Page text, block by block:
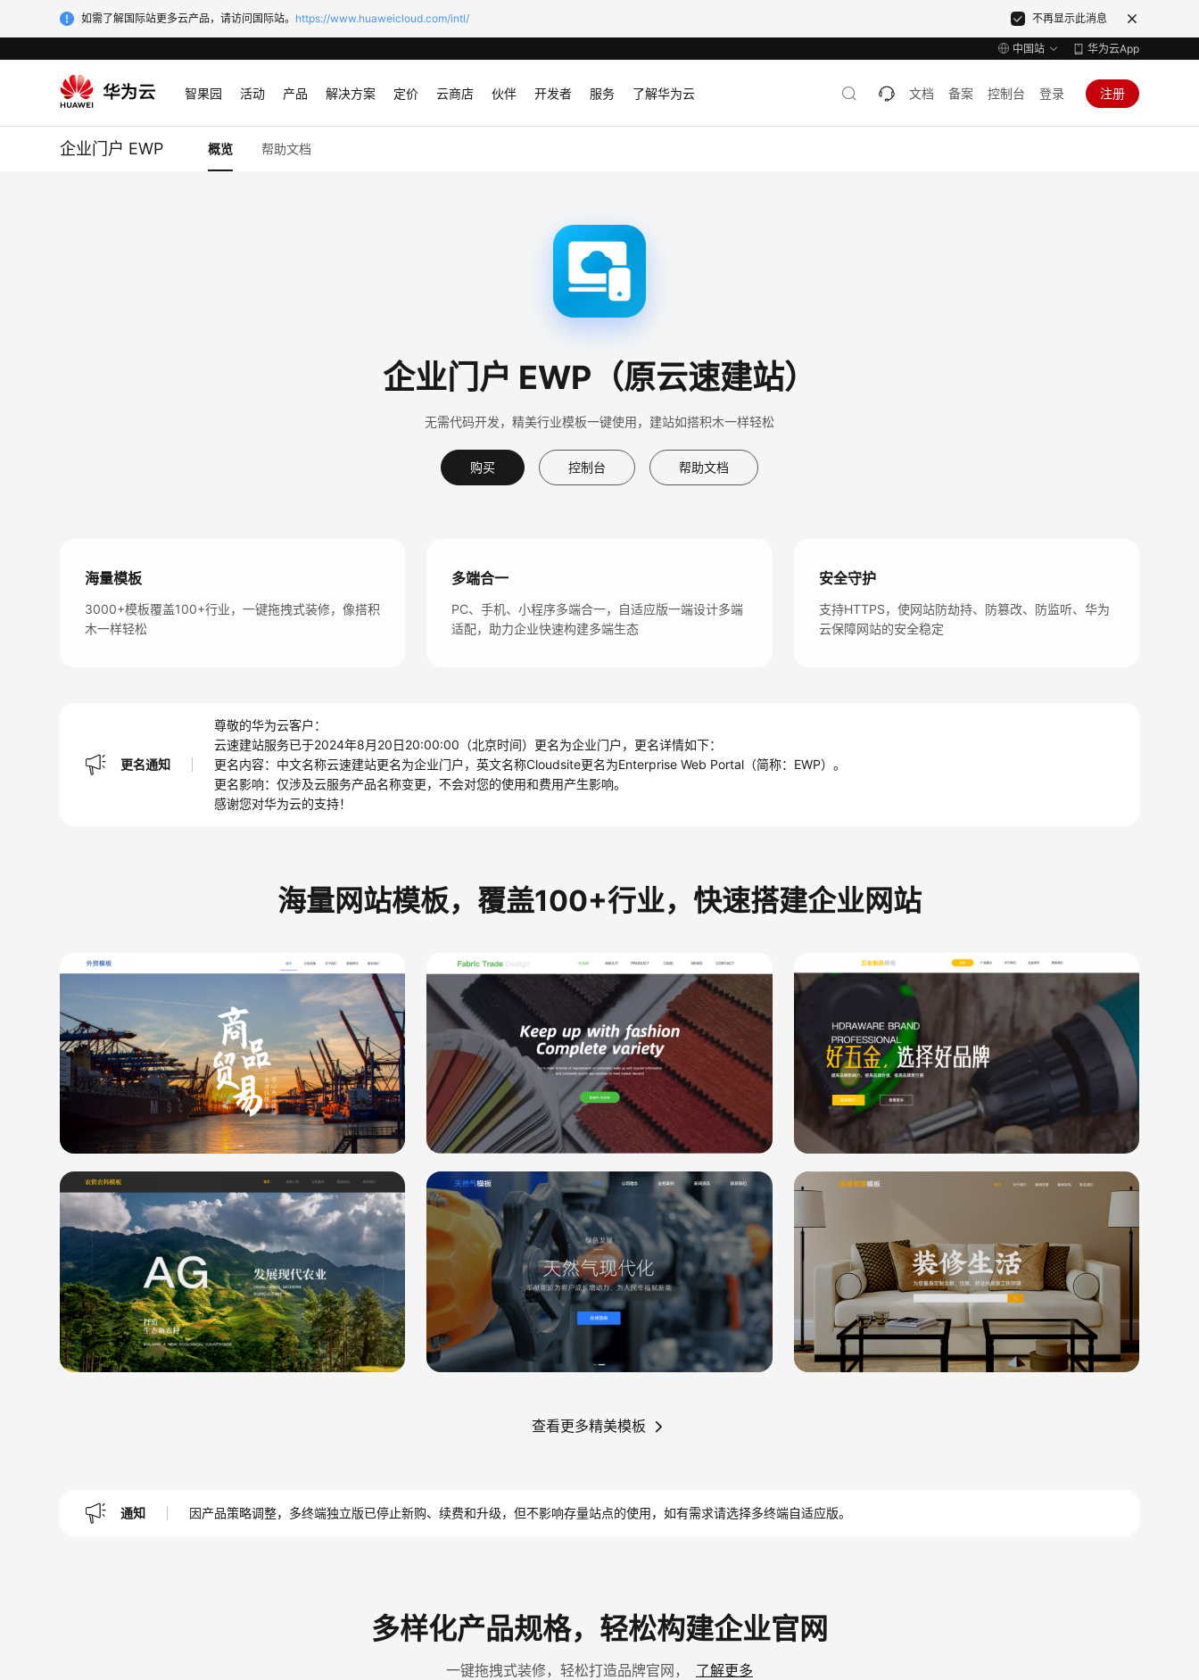
如需了解国际站更多云产品，请访问国际站。 https://www.huaweicloud.com/intl/ 不再显示此消息
中国站 华为云App
智果园 活动 产品 解决方案 定价 云商店 伙伴 开发者 服务 了解华为云 文档 备案 控制台 登录 注册
企业门户 EWP 概览 帮助文档
企业门户 EWP（原云速建站）
无需代码开发，精美行业模板一键使用，建站如搭积木一样轻松
购买 控制台 帮助文档
海量模板
3000+模板覆盖100+行业，一键拖拽式装修，像搭积
木一样轻松
多端合一
PC、手机、小程序多端合一，自适应版一端设计多端
适配，助力企业快速构建多端生态
安全守护
支持HTTPS，使网站防劫持、防篡改、防监听、华为
云保障网站的安全稳定
更名通知
尊敬的华为云客户：
云速建站服务已于2024年8月20日20:00:00（北京时间）更名为企业门户，更名详情如下：
更名内容：中文名称云速建站更名为企业门户，英文名称Cloudsite更名为Enterprise Web Portal（简称：EWP）。
更名影响：仅涉及云服务产品名称变更，不会对您的使用和费用产生影响。
感谢您对华为云的支持！
海量网站模板，覆盖100+行业，快速搭建企业网站
查看更多精美模板
通知 因产品策略调整，多终端独立版已停止新购、续费和升级，但不影响存量站点的使用，如有需求请选择多终端自适应版。
多样化产品规格，轻松构建企业官网
一键拖拽式装修，轻松打造品牌官网， 了解更多